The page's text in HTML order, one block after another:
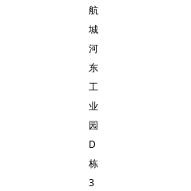
航
城
河
东
工
业
园
D
栋
3